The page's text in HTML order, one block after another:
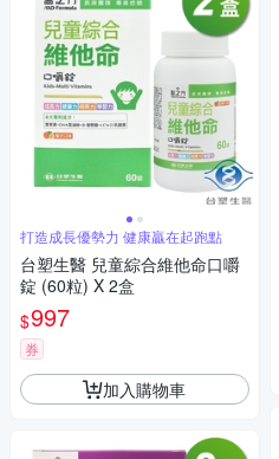
打造成長優勢力 健康贏在起跑點
台塑生醫 兒童綜合維他命口嚼
錠 (60粒) X 2盒
$997
券
加入購物車